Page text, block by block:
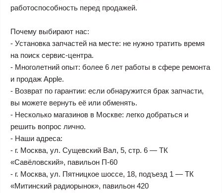
работоспособность перед продажей.
Почему выбирают нас:
- Установка запчастей на месте: не нужно тратить время
на поиск сервис-центра.
- Многолетний опыт: более 6 лет работы в сфере ремонта
и продаж Apple.
- Возврат по гарантии: если обнаружится брак запчасти,
вы можете вернуть её или обменять.
- Несколько магазинов в Москве: легко добраться и
решить вопрос лично.
- Наши адреса:
- г. Москва, ул. Сущевский Вал, 5, стр. 6 — ТК
«Савёловский», павильон П-60
- г. Москва, ул. Пятницкое шоссе, 18, подъезд 1 — ТК
«Митинский радиорынок», павильон 420